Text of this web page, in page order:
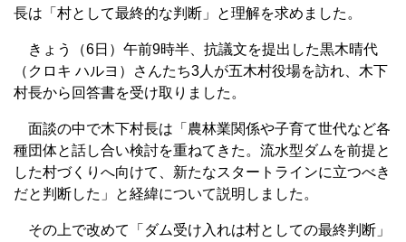
長は「村として最終的な判断」と理解を求めました。
きょう（6日）午前9時半、抗議文を提出した黒木晴代
（クロキ ハルヨ）さんたち3人が五木村役場を訪れ、木下
村長から回答書を受け取りました。
面談の中で木下村長は「農林業関係や子育て世代など各
種団体と話し合い検討を重ねてきた。流水型ダムを前提と
した村づくりへ向けて、新たなスタートラインに立つべき
だと判断した」と経緯について説明しました。
その上で改めて「ダム受け入れは村としての最終判断」